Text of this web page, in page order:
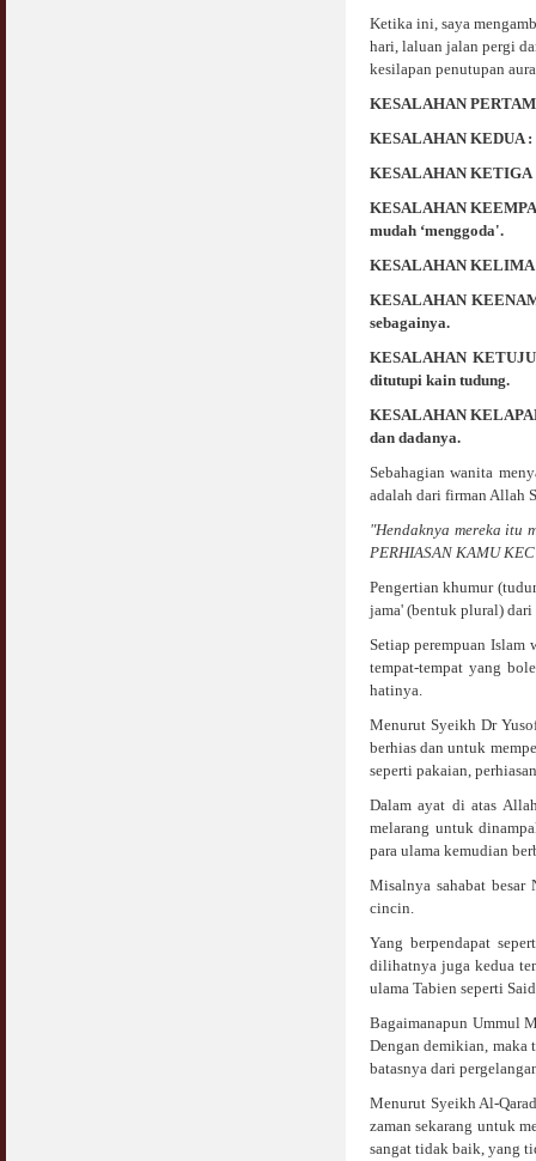
Ketika ini, saya
hari, laluan jalan pergi
kesilapan penutupan
KESALAHAN
KESALAHAN KEDUA :
KESALAHAN KETIGA
KESALAHAN
mudah ‘menggoda'.
KESALAHAN KELIMA
KESALAHAN
sebagainya.
KESALAHAN
ditutupi kain tudung.
KESALAHAN
dan dadanya.
Sebahagian wanita
adalah dari firman Allah
"Hendaknya mereka itu
PERHIASAN KAMU
Pengertian khumur
jama' (bentuk plural)
Setiap perempuan Islam
tempat-tempat yang
hatinya.
Menurut Syeikh Dr
berhias dan untuk
seperti pakaian,
Dalam ayat di atas
melarang untuk
para ulama kemudian
Misalnya sahabat
cincin.
Yang berpendapat
dilihatnya juga kedua
ulama Tabien seperti
Bagaimanapun Ummul
Dengan demikian, maka
batasnya dari
Menurut Syeikh Al-
zaman sekarang untuk
sangat tidak baik, yang